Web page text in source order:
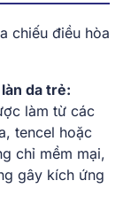
chiếu điều hòa
da trẻ:
làm từ các
tencel hoặc
chỉ mềm mại,
gây kích ứng